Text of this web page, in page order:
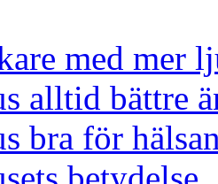
med mer
alltid bättre
bra för